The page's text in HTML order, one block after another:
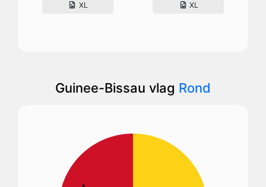
XL XL
Guinee-Bissau vlag Rond